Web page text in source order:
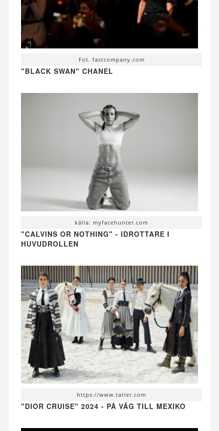
Fot. fastcompany.com
"BLACK SWAN" CHANEL
källa: myfacehunter.com
"CALVINS OR NOTHING" - IDROTTARE I
HUVUDROLLEN
https://www.tatler.com
"DIOR CRUISE" 2024 - PÅ VÄG TILL MEXIKO